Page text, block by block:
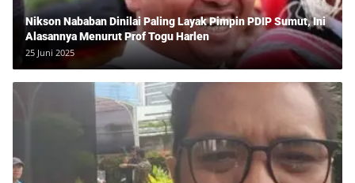
Nikson Nababan Dinilai Paling Layak Pimpin PDIP Sumut, Ini
Alasannya Menurut Prof Togu Harlen
25 Juni 2025